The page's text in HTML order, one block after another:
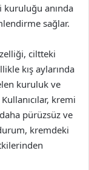
kuruluğu anında
sağlar.
ciltteki
kış aylarında
kuruluk ve
kremi
pürüzsüz ve
kremdeki